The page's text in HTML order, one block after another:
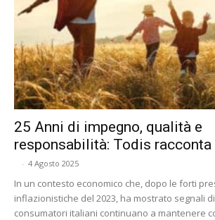
25 Anni di impegno, qualità e
responsabilità: Todis racconta
- 4 Agosto 2025
In un contesto economico che, dopo le forti
inflazionistiche del 2023, ha mostrato segnali
consumatori italiani continuano a mantenere